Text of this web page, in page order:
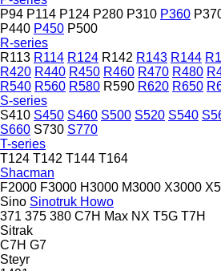
P94 P114 P124 P280 P310 P360
P440 P450 P500
R-series
R113 R114 R124 R142 R143 R144
R420 R440 R450 R460 R470 R480
R540 R560 R580 R590 R620 R650
S-series
S410 S450 S460 S500 S520 S540
S660 S730 S770
T-series
T124 T142 T144 T164
Shacman
F2000 F3000 H3000 M3000 X3000
Sino Sinotruk Howo
371 375 380 C7H Max NX T5G T7H
Sitrak
C7H G7
Steyr